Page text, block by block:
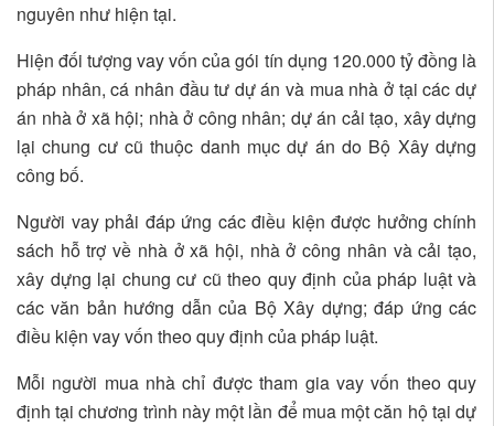
nguyên như hiện tại.
Hiện đối tượng vay vốn của gói tín dụng 120.000 tỷ đồng là
pháp nhân, cá nhân đầu tư dự án và mua nhà ở tại các dự
án nhà ở xã hội; nhà ở công nhân; dự án cải tạo, xây dựng
lại chung cư cũ thuộc danh mục dự án do Bộ Xây dựng
công bố.
Người vay phải đáp ứng các điều kiện được hưởng chính
sách hỗ trợ về nhà ở xã hội, nhà ở công nhân và cải tạo,
xây dựng lại chung cư cũ theo quy định của pháp luật và
các văn bản hướng dẫn của Bộ Xây dựng; đáp ứng các
điều kiện vay vốn theo quy định của pháp luật.
Mỗi người mua nhà chỉ được tham gia vay vốn theo quy
định tại chương trình này một lần để mua một căn hộ tại dự